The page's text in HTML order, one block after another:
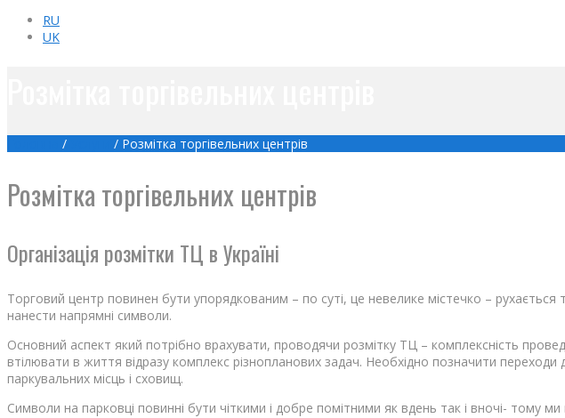
RU
UK
/ / Розмітка торгівельних центрів
Розмітка торгівельних центрів
Організація розмітки ТЦ в Україні
Торговий центр повинен бути упорядкованим – по суті, це невелике містечко – рухається
нанести напрямні символи.
Основний аспект який потрібно врахувати, проводячи розмітку ТЦ – комплексність
втілювати в життя відразу комплекс різнопланових задач. Необхідно позначити переходи
паркувальних місць і сховищ.
Символи на парковці повинні бути чіткими і добре помітними як вдень так і вночі- тому